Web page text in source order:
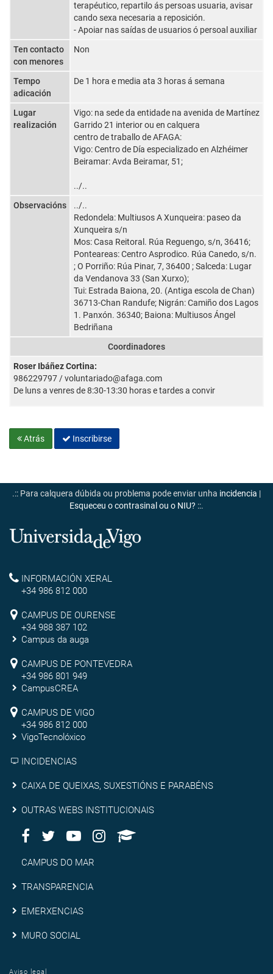
terapéutico, repartilo ás persoas usuaria, avisar
cando sexa necesaria a reposición.
- Apoiar nas saídas de usuarios ó persoal auxiliar
Ten contacto
con menores
Non
Tempo
adicación
De 1 hora e media ata 3 horas á semana
Lugar
realización
Vigo: na sede da entidade na avenida de Martínez
Garrido 21 interior ou en calquera
centro de traballo de AFAGA:
Vigo: Centro de Día especializado en Alzhéimer
Beiramar: Avda Beiramar, 51;
../..
Observacións
../..
Redondela: Multiusos A Xunqueira: paseo da
Xunqueira s/n
Mos: Casa Reitoral. Rúa Reguengo, s/n, 36416;
Ponteareas: Centro Asprodico. Rúa Canedo, s/n.
; O Porriño: Rúa Pinar, 7, 36400 ; Salceda: Lugar
da Vendanova 33 (San Xurxo);
Tui: Estrada Baiona, 20. (Antiga escola de Chan)
36713-Chan Randufe; Nigrán: Camiño dos Lagos
1. Panxón. 36340; Baiona: Multiusos Ángel
Bedriñana
Coordinadores
Roser Ibáñez Cortina:
986229797 / voluntariado@afaga.com
De luns a venres de 8:30-13:30 horas e tardes a convir
Atrás Inscribirse
.:: Para calquera dúbida ou problema pode enviar unha incidencia |
Esqueceu o contrasinal ou o NIU? ::.
Universidade
Vigo
Reitoría
INFORMACIÓN XERAL
+34 986 812 000
Campus
de
Ourense
CAMPUS DE OURENSE
+34 988 387 102
Campus da auga
Campus
de
Pontevedra
CAMPUS DE PONTEVEDRA
+34 986 801 949
CampusCREA
Campus
de
Vigo
CAMPUS DE VIGO
+34 986 812 000
VigoTecnolóxico
INCIDENCIAS
Caixa
de
queixas,
suxestións
e
parabéns
CAIXA DE QUEIXAS, SUXESTIÓNS E PARABÉNS
Outras
webs
institucionais
OUTRAS WEBS INSTITUCIONAIS
Redes
Sociais
Facebook
TwitterYoutubeInstagram
AppleU
Campus
do
Mar
CAMPUS DO MAR
Transparencia
TRANSPARENCIA
Emerxencias
EMERXENCIAS
Muro
social
MURO SOCIAL
Aviso legal